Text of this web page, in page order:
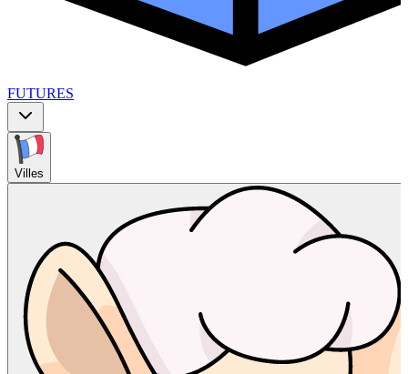
FUTURES
Villes